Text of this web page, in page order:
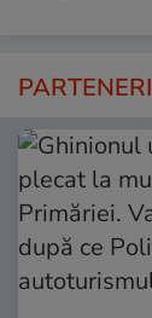
PARTENERI